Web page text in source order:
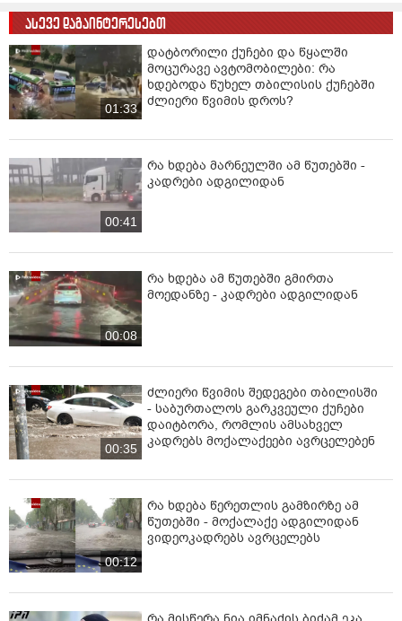
ასევე დაგაინტერესებთ
01:33
დატბორილი ქუჩები და წყალში
მოცურავე ავტომობილები: რა
ხდებოდა წუხელ თბილისის ქუჩებში
ძლიერი წვიმის დროს?
00:41
რა ხდება მარნეულში ამ წუთებში -
კადრები ადგილიდან
00:08
რა ხდება ამ წუთებში გმირთა
მოედანზე - კადრები ადგილიდან
00:35
ძლიერი წვიმის შედეგები თბილისში
- საბურთალოს გარკვეული ქუჩები
დაიტბორა, რომლის ამსახველ
კადრებს მოქალაქეები ავრცელებენ
00:12
რა ხდება წერეთლის გამზირზე ამ
წუთებში - მოქალაქე ადგილიდან
ვიდეოკადრებს ავრცელებს